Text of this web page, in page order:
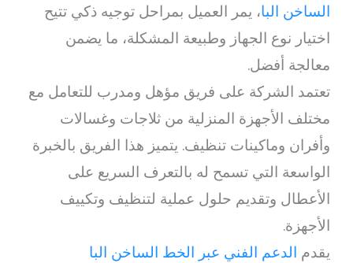
الساخن البا، يمر العميل بمراحل توجيه ذكي تتيح
اختيار نوع الجهاز وطبيعة المشكلة، ما يضمن
معالجة أفضل.
تعتمد الشركة على فريق مؤهل ومدرب للتعامل مع
مختلف الأجهزة المنزلية من ثلاجات وغسالات
وأفران وماكينات تنظيف. يتميز هذا الفريق بالخبرة
الواسعة التي تسمح له بالتعرف السريع على
الأعطال وتقديم حلول عملية لتنظيف وتكييف
الأجهزة.
يقدم الدعم الفني عبر الخط الساخن البا